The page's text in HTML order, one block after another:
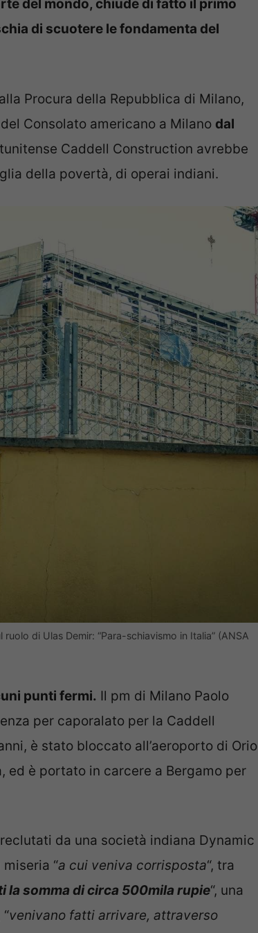
del mondo, chiude di fatto il primo
di scuotere le fondamenta del
Procura della Repubblica di Milano,
Consolato americano a Milano dal
Caddell Construction avrebbe
della povertà, di operai indiani.
di Ulas Demir: “Para-schiavismo in Italia” (ANSA
punti fermi. Il pm di Milano Paolo
per caporalato per la Caddell
è stato bloccato all’aeroporto di Orio
ed è portato in carcere a Bergamo per
da una società indiana Dynamic
“a cui veniva corrisposta“, tra
la somma di circa 500mila rupie“, una
venivano fatti arrivare, attraverso